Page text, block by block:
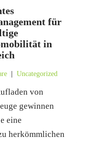
für
in
Uncategorized
von
gewinnen
eine
herkömmlichen